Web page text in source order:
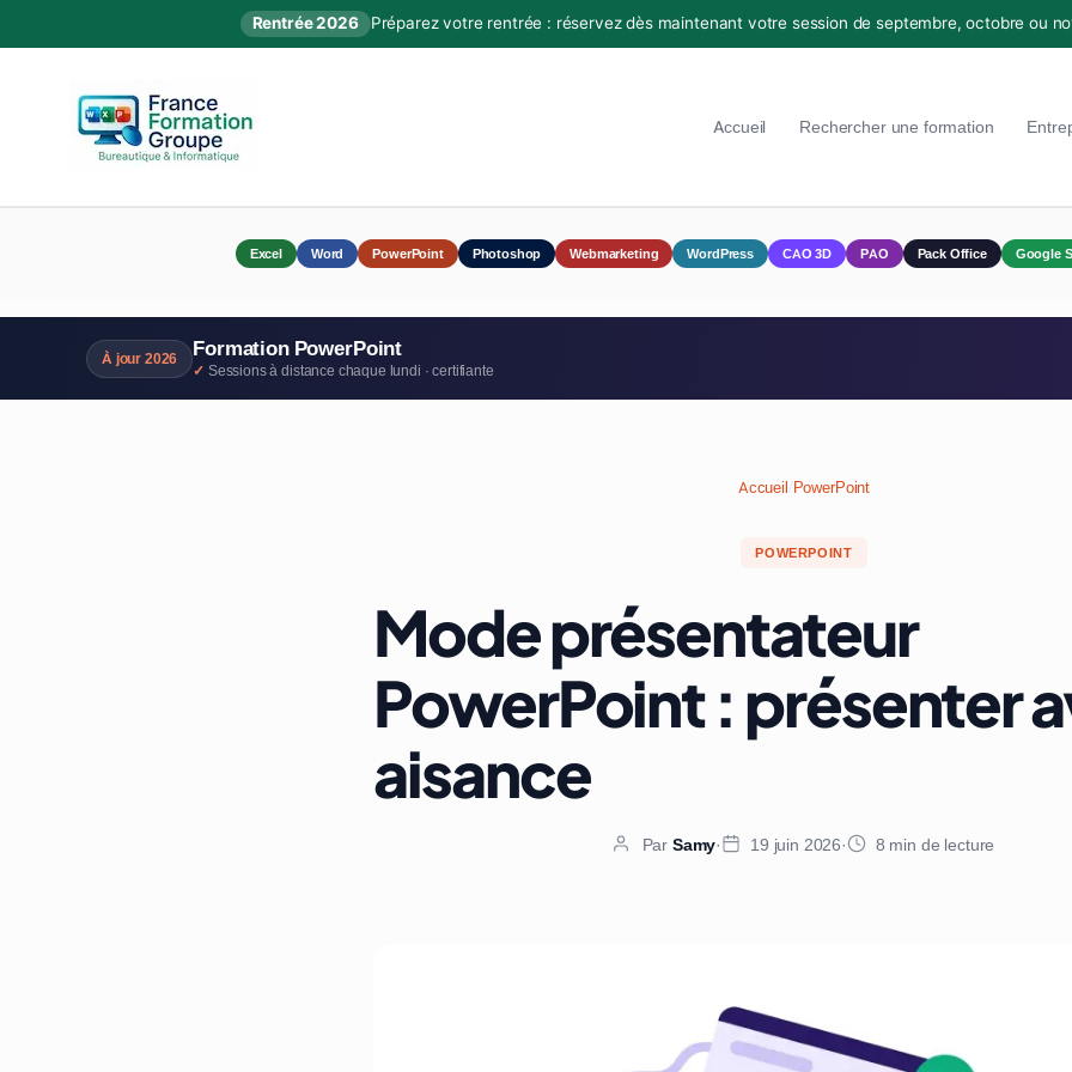
Rentrée 2026 Préparez votre rentrée : réservez dès maintenant votre session de septembre, octobre ou
Accueil Rechercher une formation
Excel Word PowerPoint Photoshop Webmarketing WordPress CAO 3D PAO Pack Office Google
À jour 2026 Formation PowerPoint
Sessions à distance chaque lundi · certifiante
Accueil PowerPoint
POWERPOINT
Mode présentateur
PowerPoint : présenter
aisance
Par Samy· 19 juin 2026· 8 min de lecture